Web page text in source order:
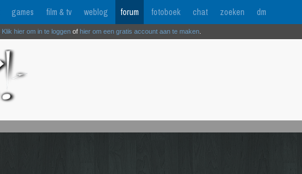
games film & tv weblog forum fotoboek chat zoeken dm
Klik hier om in te loggen of hier om een gratis account aan te maken